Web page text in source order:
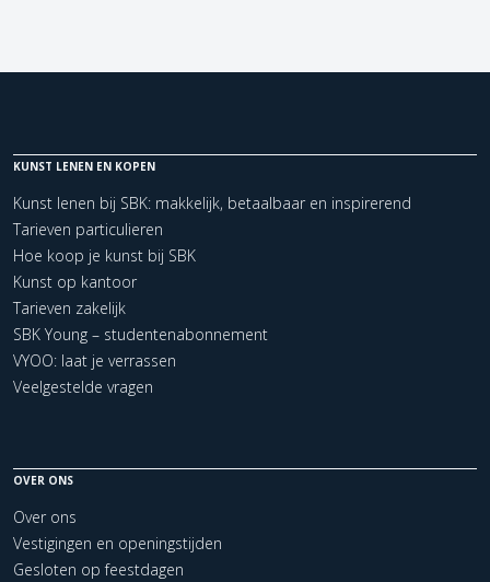
KUNST LENEN EN KOPEN
Kunst lenen bij SBK: makkelijk, betaalbaar en inspirerend
Tarieven particulieren
Hoe koop je kunst bij SBK
Kunst op kantoor
Tarieven zakelijk
SBK Young – studentenabonnement
VYOO: laat je verrassen
Veelgestelde vragen
OVER ONS
Over ons
Vestigingen en openingstijden
Gesloten op feestdagen